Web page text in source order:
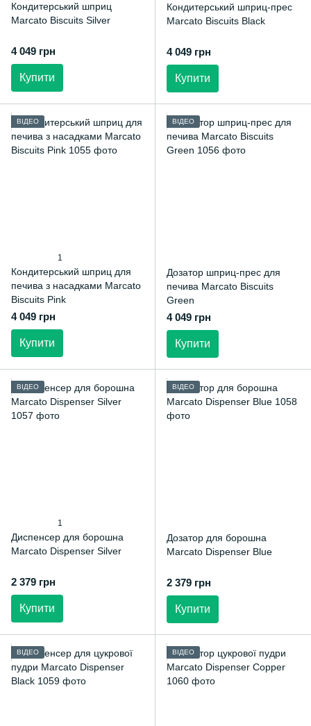
Кондитерський шприц
Marcato Biscuits Silver
4 049 грн
Купити
Кондитерський шприц-прес
Marcato Biscuits Black
4 049 грн
Купити
ВІДЕО
1
Кондитерський шприц для
печива з насадками Marcato
Biscuits Pink
4 049 грн
Купити
ВІДЕО
Дозатор шприц-прес для
печива Marcato Biscuits
Green
4 049 грн
Купити
ВІДЕО
1
Диспенсер для борошна
Marcato Dispenser Silver
2 379 грн
Купити
ВІДЕО
Дозатор для борошна
Marcato Dispenser Blue
2 379 грн
Купити
ВІДЕО ВІДЕО